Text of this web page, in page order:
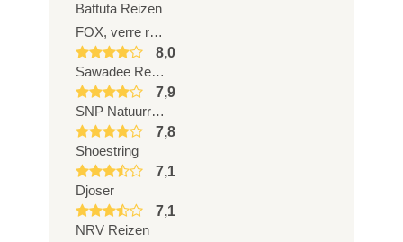
Battuta Reizen
FOX, verre reizen van ANWB
8,0
Sawadee Reizen
7,9
SNP Natuurreizen
7,8
Shoestring
7,1
Djoser
7,1
NRV Reizen